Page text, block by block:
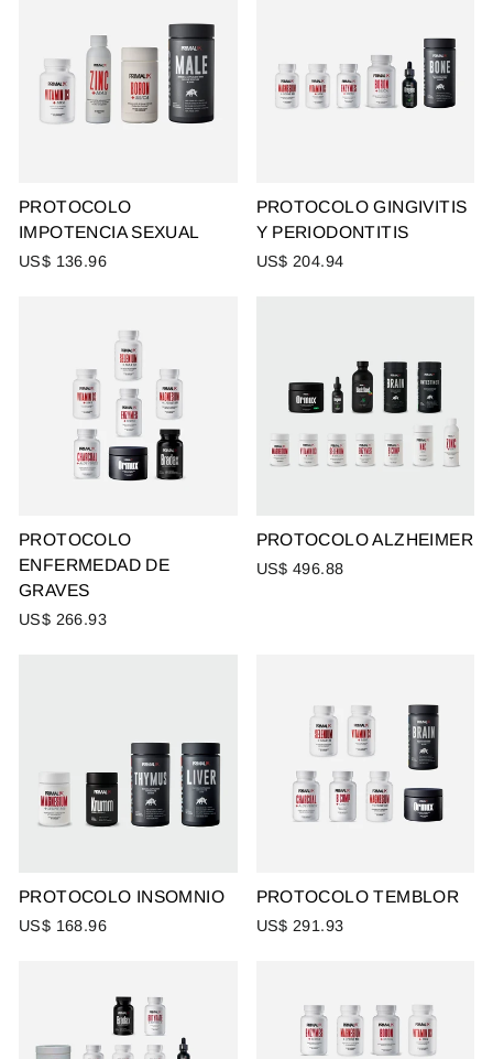
PROTOCOLO
IMPOTENCIA SEXUAL
US$ 136.96
PROTOCOLO GINGIVITIS
Y PERIODONTITIS
US$ 204.94
PROTOCOLO
ENFERMEDAD DE
GRAVES
US$ 266.93
PROTOCOLO ALZHEIMER
US$ 496.88
PROTOCOLO INSOMNIO
US$ 168.96
PROTOCOLO TEMBLOR
US$ 291.93